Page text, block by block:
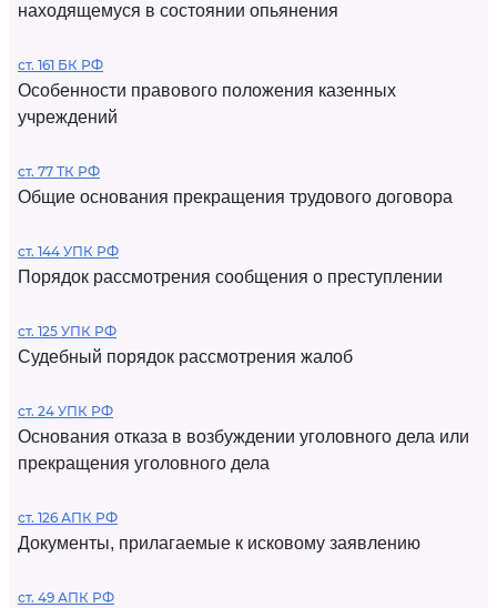
находящемуся в состоянии опьянения
ст. 161 БК РФ
Особенности правового положения казенных
учреждений
ст. 77 ТК РФ
Общие основания прекращения трудового договора
ст. 144 УПК РФ
Порядок рассмотрения сообщения о преступлении
ст. 125 УПК РФ
Судебный порядок рассмотрения жалоб
ст. 24 УПК РФ
Основания отказа в возбуждении уголовного дела или
прекращения уголовного дела
ст. 126 АПК РФ
Документы, прилагаемые к исковому заявлению
ст. 49 АПК РФ